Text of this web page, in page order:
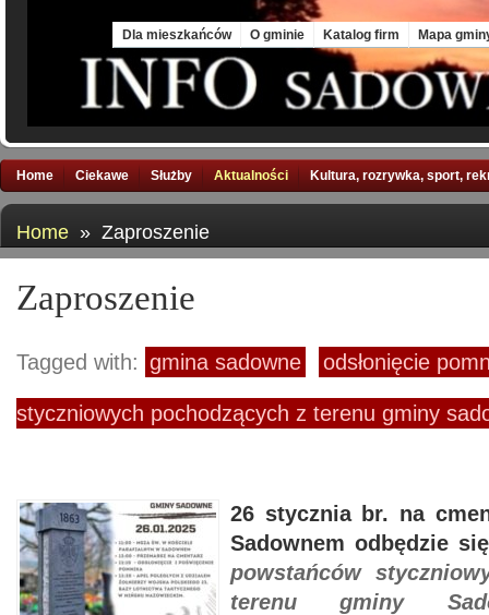
Dla mieszkańców O gminie Katalog firm Mapa
Home Ciekawe Służby Aktualności Kultura, rozrywka, sport,
Home » Zaproszenie
Zaproszenie
Tagged with: gmina sadowne odsłonięcie
styczniowych pochodzących z terenu gminy
26 stycznia br. na
Sadownem odbędzie
powstańców
terenu gminy